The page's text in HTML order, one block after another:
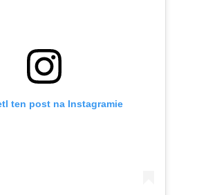
ten post na Instagramie